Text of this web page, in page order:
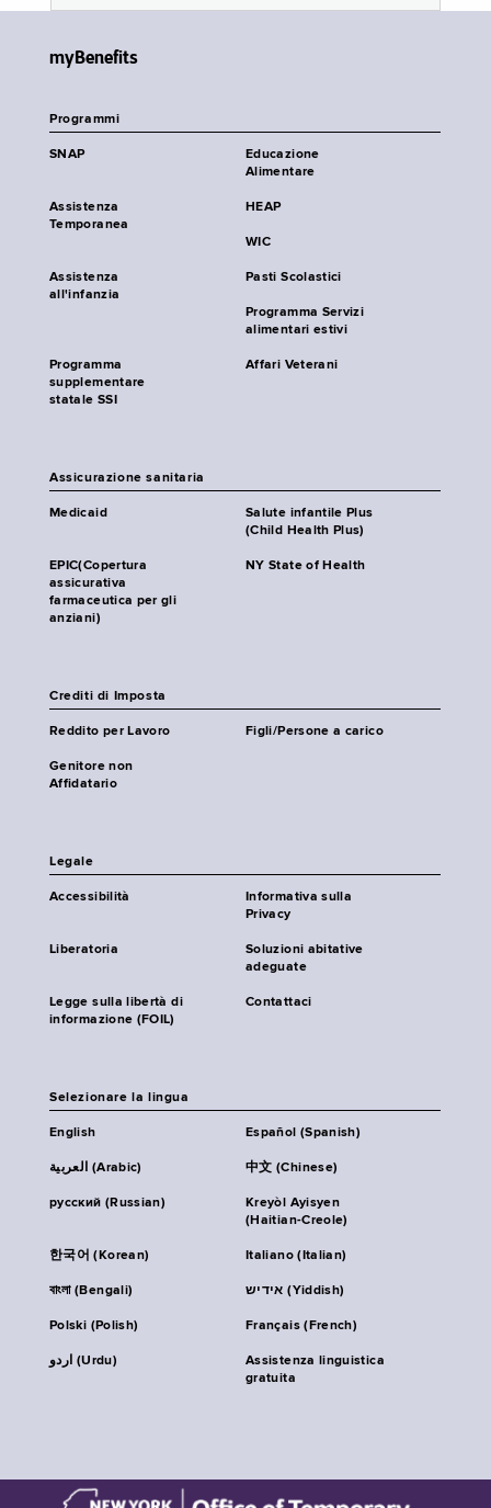
myBenefits
Programmi
SNAP
Educazione
Alimentare
Assistenza
Temporanea
HEAP
WIC
Assistenza
all'infanzia
Pasti Scolastici
Programma Servizi
alimentari estivi
Programma
supplementare
statale SSI
Affari Veterani
Assicurazione sanitaria
Medicaid
Salute infantile Plus
(Child Health Plus)
EPIC(Copertura
assicurativa
farmaceutica per gli
anziani)
NY State of Health
Crediti di Imposta
Reddito per Lavoro Figli/Persone a carico
Genitore non
Affidatario
Legale
Accessibilità
Informativa sulla
Privacy
Liberatoria
Soluzioni abitative
adeguate
Legge sulla libertà di
informazione (FOIL)
Contattaci
Selezionare la lingua
English Español (Spanish)
العربية (Arabic) 中文 (Chinese)
русский (Russian)
Kreyòl Ayisyen
(Haitian-Creole)
한국어 (Korean) Italiano (Italian)
বাংলা (Bengali) אידיש (Yiddish)
Polski (Polish) Français (French)
اردو (Urdu)
Assistenza linguistica
gratuita